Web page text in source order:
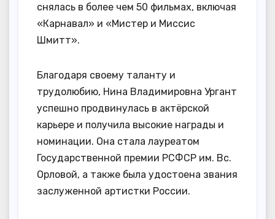
снялась в более чем 50 фильмах, включая
«Карнавал» и «Мистер и Миссис
Шмитт».
Благодаря своему таланту и
трудолюбию, Нина Владимировна Ургант
успешно продвинулась в актёрской
карьере и получила высокие награды и
номинации. Она стала лауреатом
Государственной премии РСФСР им. Вс.
Орловой, а также была удостоена звания
заслуженной артистки России.